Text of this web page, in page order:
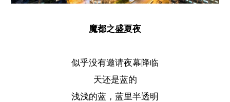
魔都之盛夏夜
似乎没有邀请夜幕降临
天还是蓝的
浅浅的蓝，蓝里半透明